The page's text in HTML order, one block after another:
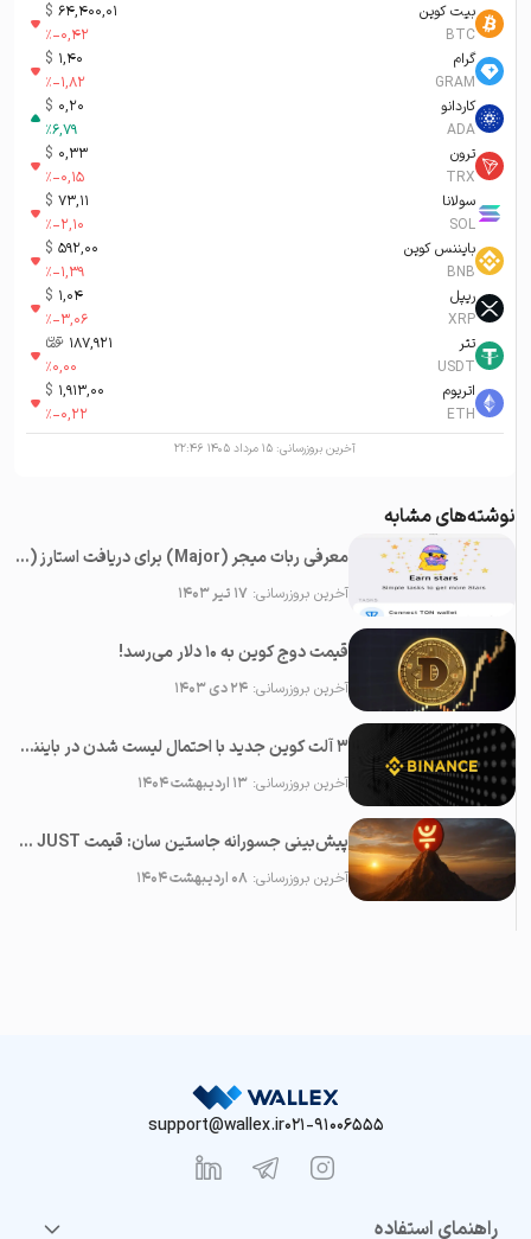
بیت کوین
BTC
64,400,01
$
%-0,42
گرام
GRAM
1,40
$
%-1,82
کاردانو
ADA
0,20
$
%6,79
ترون
TRX
0,33
$
%-0,15
سولانا
SOL
73,11
$
%-2,10
بایننس کوین
BNB
592,00
$
%-1,39
ریپل
XRP
1,04
$
%-3,06
تتر
USDT
187,921 تومان-ء
%0,00
اتریوم
ETH
1,913,00
$
%-0,22
آخرین بروزرسانی: ۱۵ مرداد ۱۴۰۵ ۲۲:۴۶
نوشته‌های مشابه
معرفی ربات میجر (Major) برای دریافت استارز (Stars) رایگان در تلگرام
آخرین بروزرسانی:۱۷ تیر ۱۴۰۳
قیمت دوج کوین به ۱۰ دلار می‌رسد!
آخرین بروزرسانی:۲۴ دی ۱۴۰۳
۳ آلت کوین جدید با احتمال لیست شدن در بایننس در ماه می ۲۰۲۵
آخرین بروزرسانی:۱۳ اردیبهشت ۱۴۰۴
پیش‌بینی جسورانه جاستین سان: قیمت JUST در آینده نزدیک ۱۰۰ برابر خواهد شد!
آخرین بروزرسانی:۰۸ اردیبهشت ۱۴۰۴
021-91006555
support@wallex.ir
راهنمای استفاده